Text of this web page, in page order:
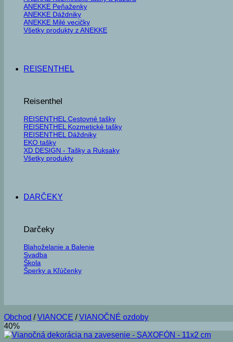
ANEKKE Peňaženky
ANEKKE Dáždniky
ANEKKE Milé vecičky
Všetky produkty z ANEKKE
REISENTHEL
Reisenthel
REISENTHEL Cestovné tašky
REISENTHEL Kozmetické tašky
REISENTHEL Dáždniky
EKO tašky
XD DESIGN - Tašky a Ruksaky
Všetky produkty
DARČEKY
Darčeky
Blahoželanie a Balenie
Svadba
Škola
Šperky a Kľúčenky
Obchod / VIANOCE / VIANOČNÉ ozdoby
40%